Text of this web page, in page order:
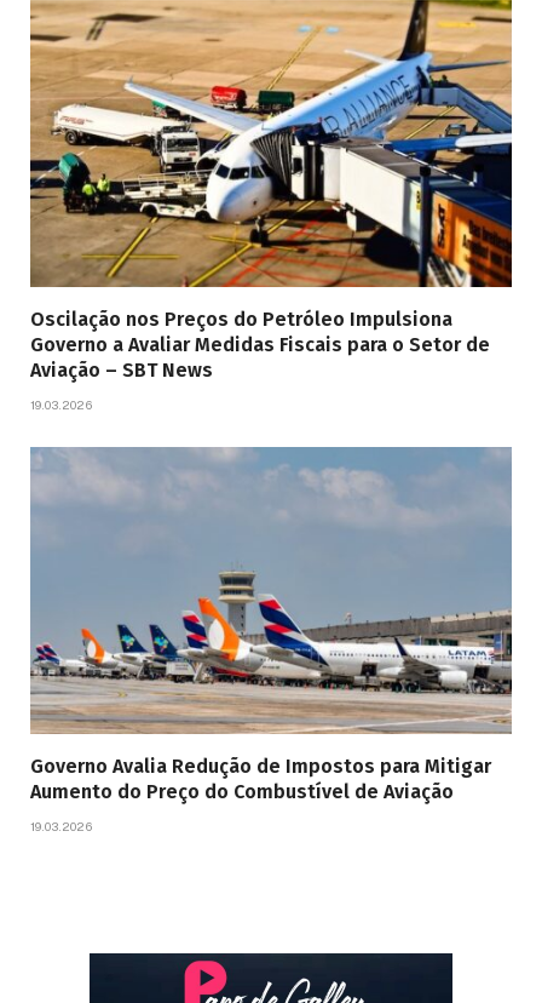
Oscilação nos Preços do Petróleo Impulsiona
Governo a Avaliar Medidas Fiscais para o Setor de
Aviação – SBT News
19.03.2026
Governo Avalia Redução de Impostos para Mitigar
Aumento do Preço do Combustível de Aviação
19.03.2026